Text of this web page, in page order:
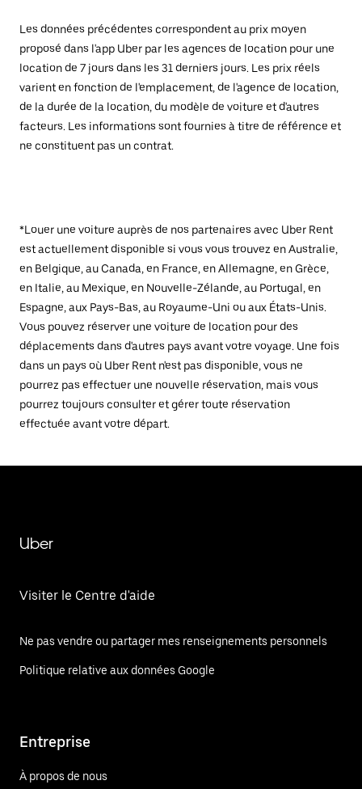
Les données précédentes correspondent au prix moyen
proposé dans l'app Uber par les agences de location pour une
location de 7 jours dans les 31 derniers jours. Les prix réels
varient en fonction de l'emplacement, de l'agence de location,
de la durée de la location, du modèle de voiture et d'autres
facteurs. Les informations sont fournies à titre de référence et
ne constituent pas un contrat.
*Louer une voiture auprès de nos partenaires avec Uber Rent
est actuellement disponible si vous vous trouvez en Australie,
en Belgique, au Canada, en France, en Allemagne, en Grèce,
en Italie, au Mexique, en Nouvelle-Zélande, au Portugal, en
Espagne, aux Pays-Bas, au Royaume-Uni ou aux États-Unis.
Vous pouvez réserver une voiture de location pour des
déplacements dans d'autres pays avant votre voyage. Une fois
dans un pays où Uber Rent n'est pas disponible, vous ne
pourrez pas effectuer une nouvelle réservation, mais vous
pourrez toujours consulter et gérer toute réservation
effectuée avant votre départ.
Uber
Visiter le Centre d'aide
Ne pas vendre ou partager mes renseignements personnels
Politique relative aux données Google
Entreprise
À propos de nous